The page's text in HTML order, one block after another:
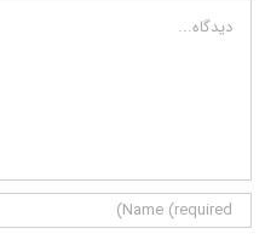
دیدگاه